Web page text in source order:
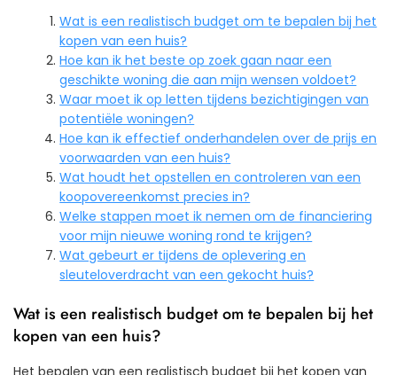
Wat is een realistisch budget om te bepalen bij het
kopen van een huis?
Hoe kan ik het beste op zoek gaan naar een
geschikte woning die aan mijn wensen voldoet?
Waar moet ik op letten tijdens bezichtigingen van
potentiële woningen?
Hoe kan ik effectief onderhandelen over de prijs en
voorwaarden van een huis?
Wat houdt het opstellen en controleren van een
koopovereenkomst precies in?
Welke stappen moet ik nemen om de financiering
voor mijn nieuwe woning rond te krijgen?
Wat gebeurt er tijdens de oplevering en
sleuteloverdracht van een gekocht huis?
Wat is een realistisch budget om te bepalen bij het
kopen van een huis?
Het bepalen van een realistisch budget bij het kopen van